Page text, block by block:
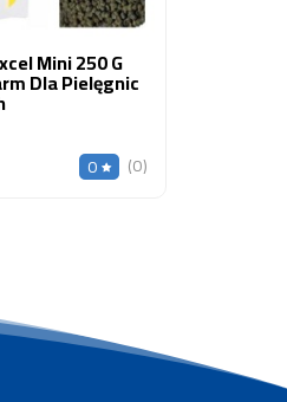
Mini 250 G
Dla Pielęgnic
0 (0)